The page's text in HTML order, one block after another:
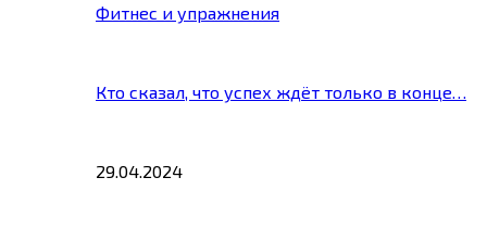
Фитнес и упражнения
Кто сказал, что успех ждёт только в конце…
29.04.2024